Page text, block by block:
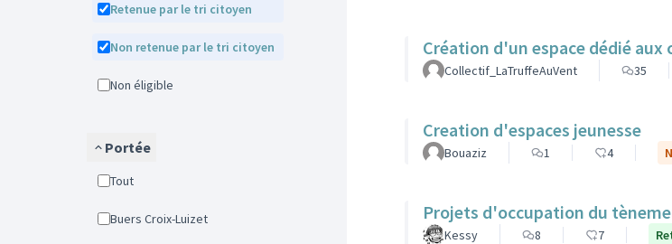
Retenue par le tri citoyen
Non retenue par le tri citoyen
Non éligible
Portée
Tout
Buers Croix-Luizet
Création d'un espace dédié aux
Collectif_LaTruffeAuVent 35
Creation d'espaces jeunesse
Bouaziz 1 4
Projets d'occupation du
Kessy 8 7